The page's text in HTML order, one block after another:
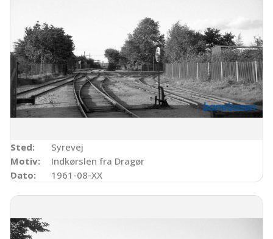
Sted:
Syrevej
Motiv:
Indkørslen fra Dragør
Dato:
1961-08-XX